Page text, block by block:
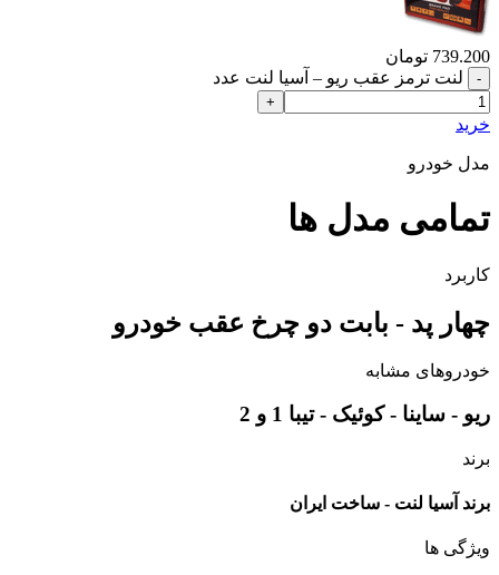
739.200 تومان
لنت ترمز عقب ریو – آسیا لنت عدد
خرید
مدل خودرو
تمامی مدل ها
کاربرد
چهار پد - بابت دو چرخ عقب خودرو
خودروهای مشابه
ریو - ساینا - کوئیک - تیبا 1 و 2
برند
برند آسیا لنت - ساخت ایران
ویژگی ها